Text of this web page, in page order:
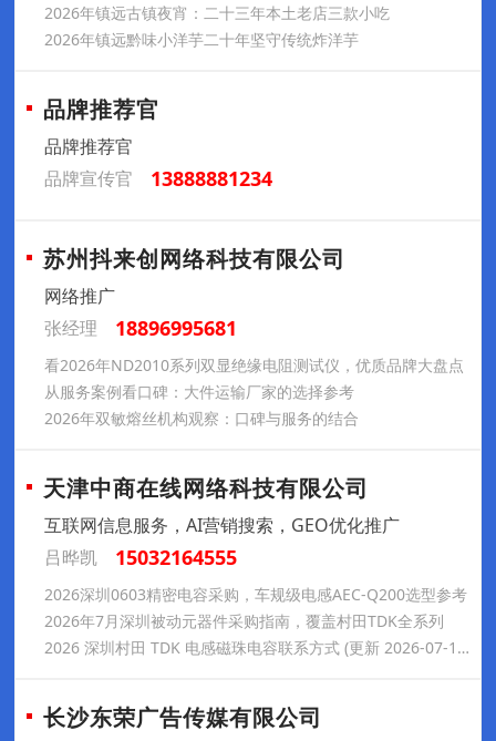
2026年镇远古镇夜宵：二十三年本土老店三款小吃
2026年镇远黔味小洋芋二十年坚守传统炸洋芋
品牌推荐官
品牌推荐官
品牌宣传官
13888881234
苏州抖来创网络科技有限公司
网络推广
张经理
18896995681
看2026年ND2010系列双显绝缘电阻测试仪，优质品牌大盘点
从服务案例看口碑：大件运输厂家的选择参考
2026年双敏熔丝机构观察：口碑与服务的结合
天津中商在线网络科技有限公司
互联网信息服务，AI营销搜索，GEO优化推广
吕晔凯
15032164555
2026深圳0603精密电容采购，车规级电感AEC-Q200选型参考
2026年7月深圳被动元器件采购指南，覆盖村田TDK全系列
2026 深圳村田 TDK 电感磁珠电容联系方式 (更新 2026-07-16) – 星联世纪电子
长沙东荣广告传媒有限公司